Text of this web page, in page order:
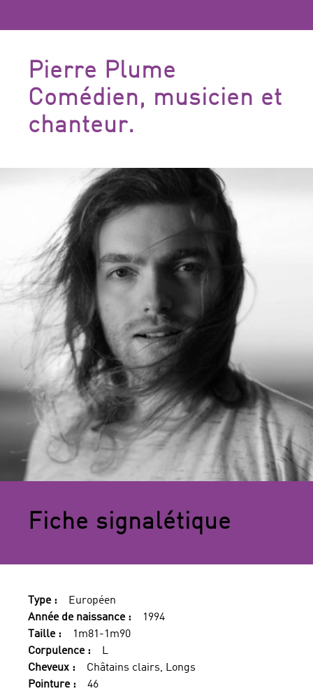
Pierre Plume
Comédien, musicien et
chanteur.
Fiche signalétique
Type :
Européen
Année de naissance :
1994
Taille :
1m81-1m90
Corpulence :
L
Cheveux :
Châtains clairs, Longs
Pointure :
46